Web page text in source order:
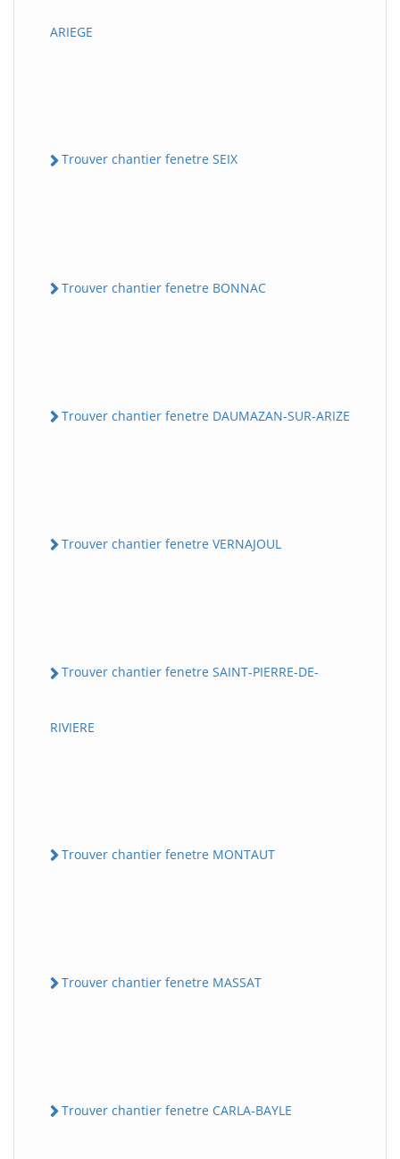
ARIEGE
Trouver chantier fenetre SEIX
Trouver chantier fenetre BONNAC
Trouver chantier fenetre DAUMAZAN-SUR-ARIZE
Trouver chantier fenetre VERNAJOUL
Trouver chantier fenetre SAINT-PIERRE-DE-
RIVIERE
Trouver chantier fenetre MONTAUT
Trouver chantier fenetre MASSAT
Trouver chantier fenetre CARLA-BAYLE